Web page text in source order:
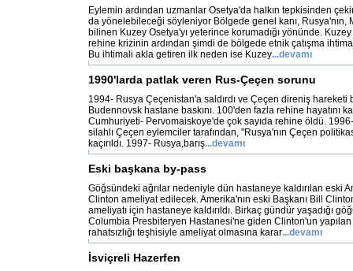
Eylemin ardından uzmanlar Osetya'da halkın tepkisinden
da yönelebileceği söyleniyor Bölgede genel kanı, Rusya'nın,
bilinen Kuzey Osetya'yı yeterince korumadığı yönünde.
rehine krizinin ardından şimdi de bölgede etnik çatışma
Bu ihtimali akla getiren ilk neden ise Kuzey...devamı
1990'larda patlak veren Rus-Çeçen sorunu
1994- Rusya Çeçenistan'a saldırdı ve Çeçen direniş hareketi
Budennovsk hastane baskını. 100'den fazla rehine hayatını
Cumhuriyeti- Pervomaiskoye'de çok sayıda rehine öldü.
silahlı Çeçen eylemciler tarafından, "Rusya'nın Çeçen
kaçırıldı. 1997- Rusya,barış...devamı
Eski başkana by-pass
Göğsündeki ağrılar nedeniyle dün hastaneye kaldırılan eski
Clinton ameliyat edilecek. Amerika'nın eski Başkanı Bill
ameliyatı için hastaneye kaldırıldı. Birkaç gündür yaşadığı
Columbia Presbiteryen Hastanesi'ne giden Clinton'un
rahatsızlığı teşhisiyle ameliyat olmasına karar...devamı
İsviçreli Hazerfen